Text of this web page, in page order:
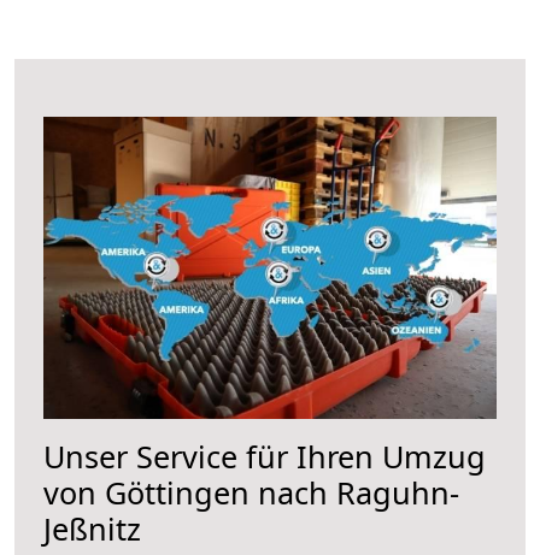
Unser Service für Ihren Umzug
von Göttingen nach Raguhn-
Jeßnitz